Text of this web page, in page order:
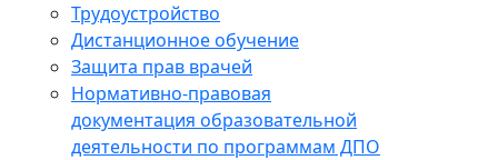
Трудоустройство
Дистанционное обучение
Защита прав врачей
Нормативно-правовая
документация образовательной
деятельности по программам ДПО